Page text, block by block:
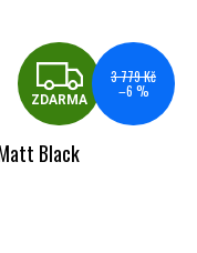
ZDARMA
3 779 Kč
–6 %
Black